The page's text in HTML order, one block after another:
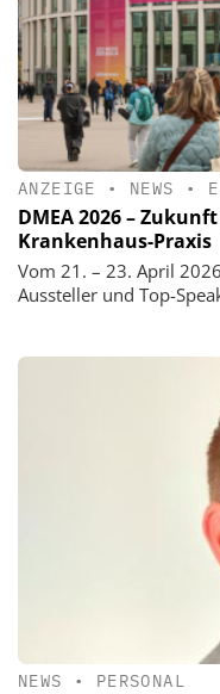
ANZEIGE • NEWS •
DMEA 2026 –
Krankenhaus-Praxis
Vom 21. – 23. April
Aussteller und Top-
NEWS • PERSONAL